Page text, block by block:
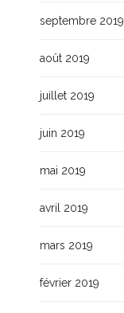
septembre 2019
août 2019
juillet 2019
juin 2019
mai 2019
avril 2019
mars 2019
février 2019